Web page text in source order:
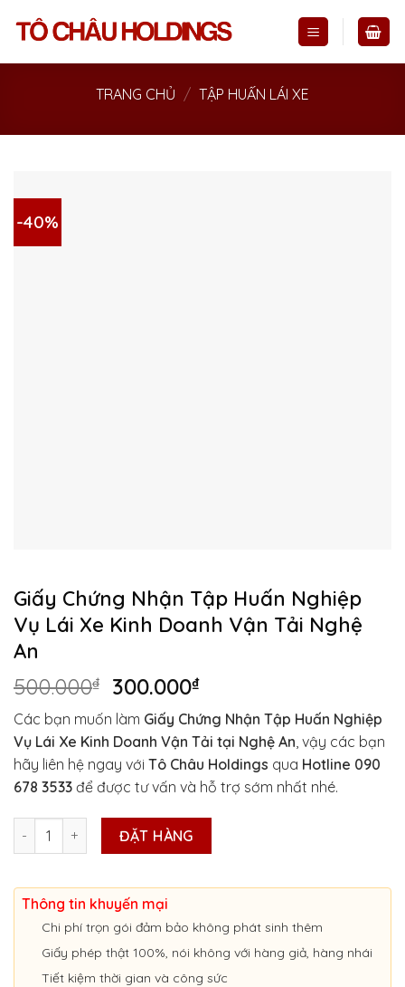
TRANG CHỦ / TẬP HUẤN LÁI XE
-40%
Giấy Chứng Nhận Tập Huấn Nghiệp
Vụ Lái Xe Kinh Doanh Vận Tải Nghệ
An
500.000₫
Giá
gốc
là:
500.000₫.
300.000₫Giá
hiện
tại
là:
300.000₫.
Các bạn muốn làm Giấy Chứng Nhận Tập Huấn Nghiệp
Vụ Lái Xe Kinh Doanh Vận Tải tại Nghệ An, vậy các bạn
hãy liên hệ ngay với Tô Châu Holdings qua Hotline 090
678 3533 để được tư vấn và hỗ trợ sớm nhất nhé.
Giấy Chứng Nhận Tập Huấn Nghiệp Vụ Lái Xe Kinh Doanh Vận
ĐẶT HÀNG
Thông tin khuyến mại
Chi phí trọn gói đảm bảo không phát sinh thêm
Giấy phép thật 100%, nói không với hàng giả, hàng nhái
Tiết kiệm thời gian và công sức